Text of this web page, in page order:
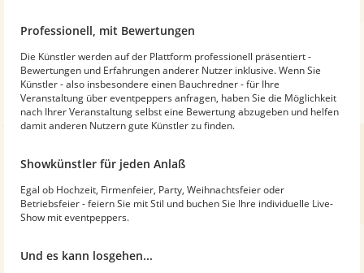
Professionell, mit Bewertungen
Die Künstler werden auf der Plattform professionell präsentiert -
Bewertungen und Erfahrungen anderer Nutzer inklusive. Wenn Sie
Künstler - also insbesondere einen Bauchredner - für Ihre
Veranstaltung über eventpeppers anfragen, haben Sie die Möglichkeit
nach Ihrer Veranstaltung selbst eine Bewertung abzugeben und helfen
damit anderen Nutzern gute Künstler zu finden.
Showkünstler für jeden Anlaß
Egal ob Hochzeit, Firmenfeier, Party, Weihnachtsfeier oder
Betriebsfeier - feiern Sie mit Stil und buchen Sie Ihre individuelle Live-
Show mit eventpeppers.
Und es kann losgehen...